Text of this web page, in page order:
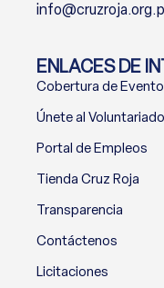
ENLACES DE
Cobertura de
Únete al Voluntariado
Portal de Empleos
Tienda Cruz Roja
Transparencia
Contáctenos
Licitaciones